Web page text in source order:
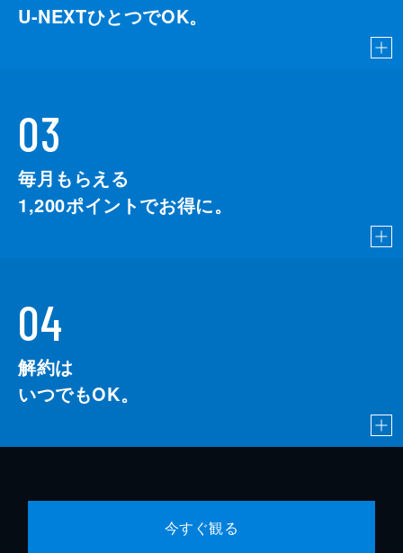
U-NEXTひとつでOK。
03
毎月もらえる
1,200ポイントでお得に。
04
解約は
いつでもOK。
今すぐ観る